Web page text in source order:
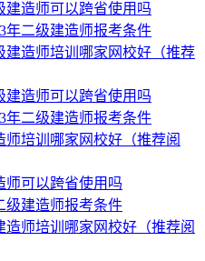
建造师可以跨省使用吗
年二级建造师报考条件
建造师培训哪家网校好（推荐
建造师可以跨省使用吗
年二级建造师报考条件
培训哪家网校好（推荐阅
师可以跨省使用吗
级建造师报考条件
师培训哪家网校好（推荐阅